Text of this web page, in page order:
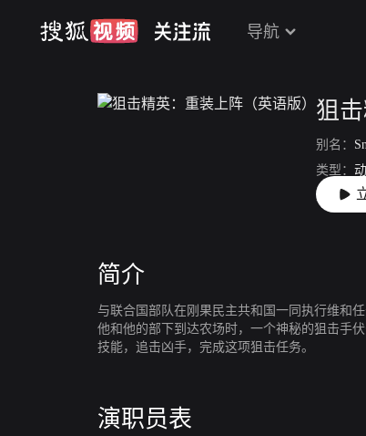
导航
狙
别名：
类型：
上映：
简介
与联合国部队在刚果民主共和国一同执行维和
他和他的部下到达农场时，一个神秘的狙击手
技能，追击凶手，完成这项狙击任务。
演职员表